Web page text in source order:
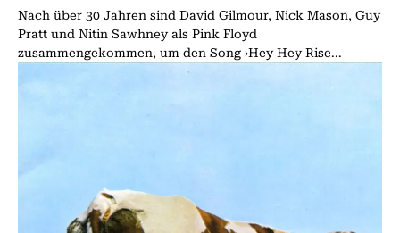
Nach über 30 Jahren sind David Gilmour, Nick Mason, Guy
Pratt und Nitin Sawhney als Pink Floyd
zusammengekommen, um den Song ›Hey Hey Rise...